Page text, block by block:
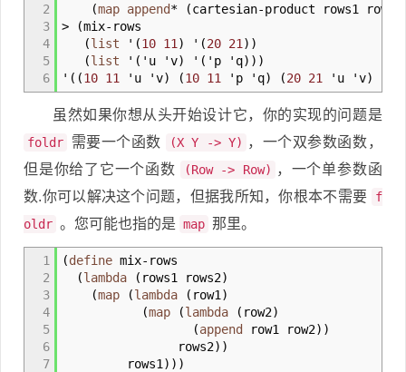
2
3
4
5
6
(map append* (cartesian-product rows1 rows2
>
(mix- rows
(list ' (10 11 ) ' (20 21 ) )
(list ' ( 'u 'v) ' ( 'p 'q) ) )
' ( (10 11 'u 'v) (10 11 'p 'q) (20 21 'u 'v)
虽然如果你想从头开始设计它，你的实现的问题是
foldr 需要一个函数 (X Y -> Y) ，一个双参数函数，
但是你给了它一个函数
(Row -> Row) ，一个单参数函
数.你可以解决这个问题，但据我所知，你根本不需要
f
oldr 。您可能也指的是 map 那里。
1
2
3
4
5
6
7
(define mix- rows
(lambda ( rows1 rows2)
(map (lambda ( row1 )
(map (lambda ( row2)
(append row1 row2) )
rows2) )
rows1 ) ) )